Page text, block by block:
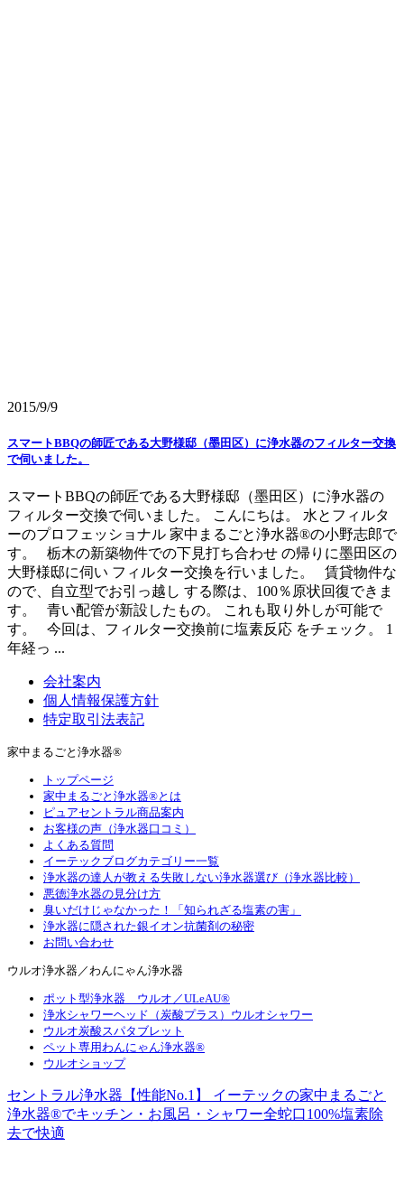
2015/9/9
スマートBBQの師匠である大野様邸（墨田区）に浄水器のフィルター交換
で伺いました。
スマートBBQの師匠である大野様邸（墨田区）に浄水器の
フィルター交換で伺いました。 こんにちは。 水とフィルタ
ーのプロフェッショナル 家中まるごと浄水器®の小野志郎で
す。 栃木の新築物件での下見打ち合わせ の帰りに墨田区の
大野様邸に伺い フィルター交換を行いました。 賃貸物件な
ので、自立型でお引っ越し する際は、100％原状回復できま
す。 青い配管が新設したもの。 これも取り外しが可能で
す。 今回は、フィルター交換前に塩素反応 をチェック。 1
年経っ ...
会社案内
個人情報保護方針
特定取引法表記
家中まるごと浄水器®
トップページ
家中まるごと浄水器®とは
ピュアセントラル商品案内
お客様の声（浄水器口コミ）
よくある質問
イーテックブログカテゴリー一覧
浄水器の達人が教える失敗しない浄水器選び（浄水器比較）
悪徳浄水器の見分け方
臭いだけじゃなかった！「知られざる塩素の害」
浄水器に隠された銀イオン抗菌剤の秘密
お問い合わせ
ウルオ浄水器／わんにゃん浄水器
ポット型浄水器 ウルオ／ULeAU®
浄水シャワーヘッド（炭酸プラス）ウルオシャワー
ウルオ炭酸スパタブレット
ペット専用わんにゃん浄水器®
ウルオショップ
セントラル浄水器【性能No.1】 イーテックの家中まるごと
浄水器®でキッチン・お風呂・シャワー全蛇口100%塩素除
去で快適